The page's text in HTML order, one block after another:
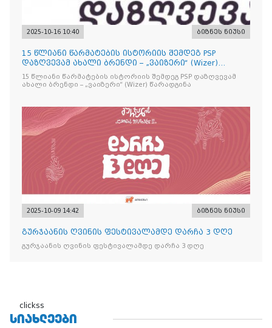
2025-10-16 10:40 ბიზნეს ნიუსი
15 წლიანი წარმატების ისტორიის შემდეგ PSP
დაზღვევამ ახალი ბრენდი – „ვაიზერი“ (Wizer)
წარადგინა
15 წლიანი წარმატების ისტორიის შემდეგ PSP დაზღვევამ
ახალი ბრენდი – „ვაიზერი“ (Wizer) წარადგინა
2025-10-09 14:42 ბიზნეს ნიუსი
გურჯაანის ღვინის ფესტივალამდე დარჩა 3 დღე
გურჯაანის ღვინის ფესტივალამდე დარჩა 3 დღე
clickss
ᲡᲘᲐᲮᲚᲔᲔᲑᲘ